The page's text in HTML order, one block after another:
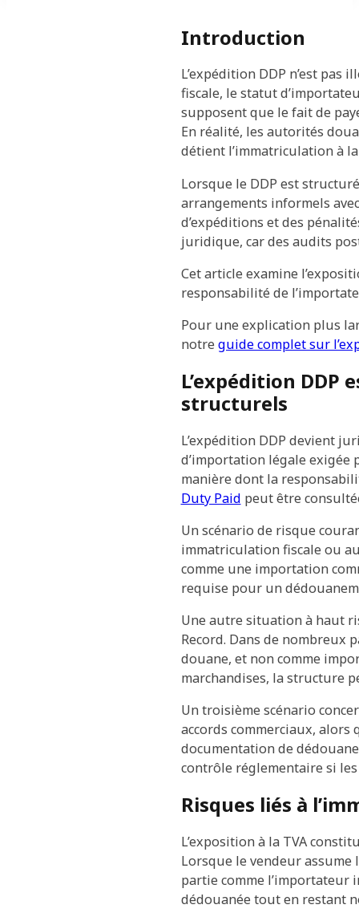
Introduction
L’expédition DDP n’est
fiscale, le statut
supposent que le fait de
En réalité, les autorités
détient l’immatriculation à
Lorsque le DDP est
arrangements informels
d’expéditions et des
juridique, car des audits
Cet article examine
responsabilité de
Pour une explication plus
notreguide complet sur
L’expédition DDP
structurels
L’expédition DDP devient
d’importation légale exigée
manière dont la
Duty Paid peut être
Un scénario de risque
immatriculation fiscale ou
comme une importation
requise pour un
Une autre situation à haut
Record. Dans de nombreux
douane, et non comme
marchandises, la structure
Un troisième scénario
accords commerciaux,
documentation de
contrôle réglementaire si
Risques liés à
L’exposition à la TVA
Lorsque le vendeur
partie comme l’importateur
dédouanée tout en restant